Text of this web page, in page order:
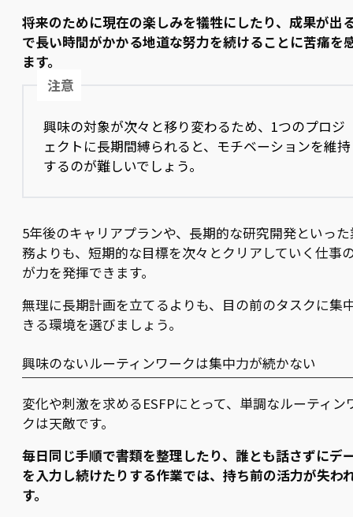
将来のために現在の楽しみを犠牲にしたり、成果が出
で長い時間がかかる地道な努力を続けることに苦痛を
ます。
注意
興味の対象が次々と移り変わるため、1つのプロジ
ェクトに長期間縛られると、モチベーションを維持
するのが難しいでしょう。
5年後のキャリアプランや、長期的な研究開発といっ
務よりも、短期的な目標を次々とクリアしていく仕事
が力を発揮できます。
無理に長期計画を立てるよりも、目の前のタスクに集
きる環境を選びましょう。
興味のないルーティンワークは集中力が続かない
変化や刺激を求めるESFPにとって、単調なルーティン
クは天敵です。
毎日同じ手順で書類を整理したり、誰とも話さずにデ
を入力し続けたりする作業では、持ち前の活力が失わ
す。